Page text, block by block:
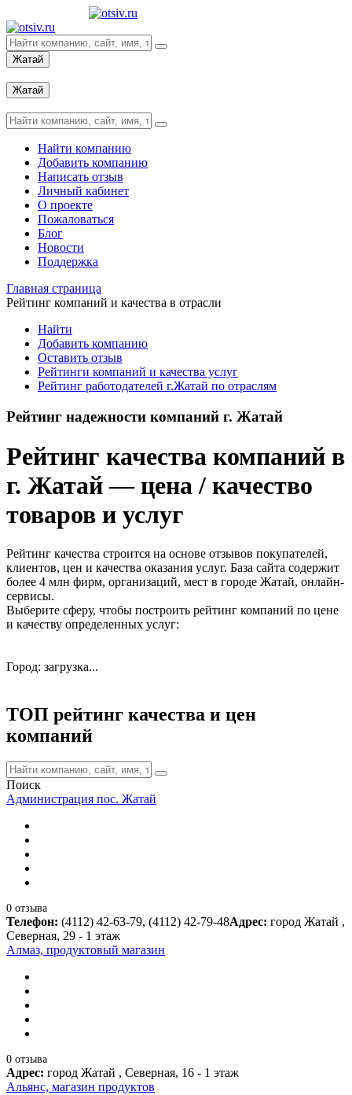
Жатай
Жатай
Найти компанию
Добавить компанию
Написать отзыв
Личный кабинет
О проекте
Пожаловаться
Блог
Новости
Поддержка
Главная страница
Рейтинг компаний и качества в отрасли
Найти
Добавить компанию
Оставить отзыв
Рейтинги компаний и качества услуг
Рейтинг работодателей г.Жатай по отраслям
Рейтинг надежности компаний г. Жатай
Рейтинг качества компаний в
г. Жатай — цена / качество
товаров и услуг
Рейтинг качества строится на основе отзывов покупателей,
клиентов, цен и качества оказания услуг. База сайта содержит
более 4 млн фирм, организаций, мест в городе Жатай, онлайн-
сервисы.
Выберите сферу, чтобы построить рейтинг компаний по цене
и качеству определенных услуг:
Город: загрузка...
ТОП рейтинг качества и цен
компаний
Поиск
Администрация пос. Жатай
0 отзыва
Телефон: (4112) 42-63-79, (4112) 42-79-48Адрес: город Жатай ,
Северная, 29 - 1 этаж
Алмаз, продуктовый магазин
0 отзыва
Адрес: город Жатай , Северная, 16 - 1 этаж
Альянс, магазин продуктов